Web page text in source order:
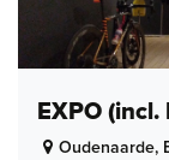
EXPO
Oudenaarde,